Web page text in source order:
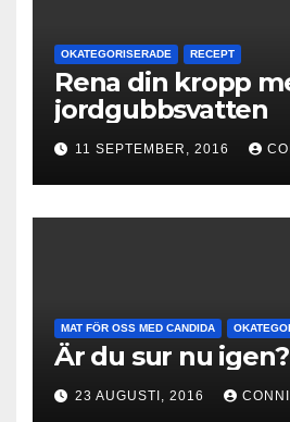
OKATEGORISERADE RECEPT
Rena din kropp
jordgubbsvatten
11 SEPTEMBER, 2016
MAT FÖR OSS MED CANDIDA
Är du sur nu igen?
23 AUGUSTI, 2016